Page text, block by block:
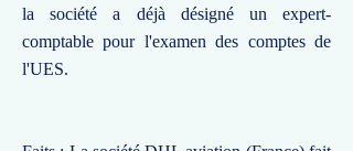
la société a déjà désigné un expert-
comptable pour l'examen des comptes de
l'UES.